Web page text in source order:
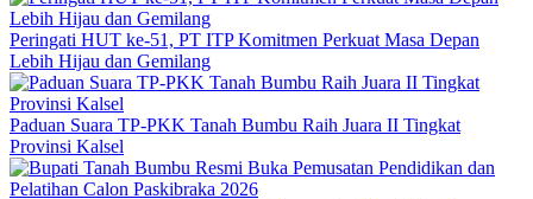
Peringati HUT ke-51, PT ITP Komitmen Perkuat Masa Depan
Lebih Hijau dan Gemilang
Paduan Suara TP-PKK Tanah Bumbu Raih Juara II Tingkat
Provinsi Kalsel